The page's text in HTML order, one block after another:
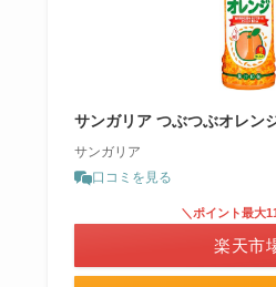
サンガリア つぶつぶオレン
サンガリア
口コミを見る
＼ポイント最大
楽天市